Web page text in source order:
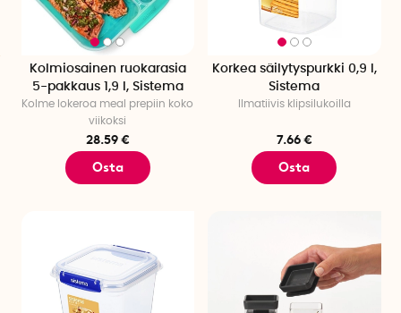
Kolmiosainen ruokarasia
5-pakkaus 1,9 l, Sistema
Kolme lokeroa meal prepiin koko
viikoksi
28.59 €
Osta
Korkea säilytyspurkki 0,9 l,
Sistema
Ilmatiivis klipsilukoilla
7.66 €
Osta